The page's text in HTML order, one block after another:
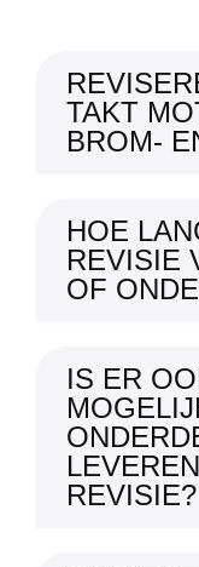
TAKT
BROM-
HOE
REVISIE
OF
IS ER
REVISIE?